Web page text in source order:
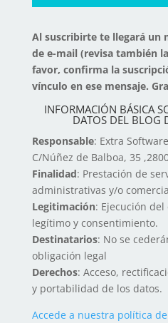
Al suscribirte te llegará un
de e-mail (revisa también
favor, confirma la
vínculo en ese mensaje.
INFORMACIÓN BÁSICA
DATOS DEL BLOG
Responsable: Extra
C/Núñez de Balboa, 35
Finalidad: Prestación de
administrativas y/o
Legitimación: Ejecución
legítimo y consentimiento.
Destinatarios: No se
obligación legal
Derechos: Acceso,
y portabilidad de los datos.
Accede a nuestra política